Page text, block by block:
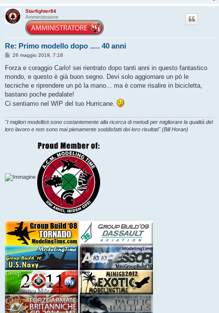
Starfighter84
Amministratore
Re: Primo modello dopo ..... 40 anni
M
s
a
g
i
o
26 maggio 2019, 7:18
Forza e coraggio Carlo! sei rientrato dopo tanti anni in questo fantastico
mondo, e questo è già buon segno. Devi solo aggiornare un pò le
tecniche e riprendere un pò la mano... ma è come risalire in bicicletta,
bastano poche pedalate!
Ci sentiamo nel WIP del tuo Hurricane.
"I migliori modellisti sono costantemente alla ricerca di metodi per migliorare la qualità del
loro lavoro e non sono mai pienamente soddisfatti dei loro risultati" (Bill Horan)